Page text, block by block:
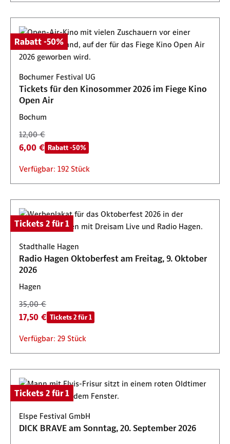
Rabatt -50%
Bochumer Festival UG
Tickets für den Kinosommer 2026 im Fiege Kino
Open Air
Bochum
12,00 €
6,00 € Rabatt -50%
Verfügbar: 192 Stück
Tickets 2 für 1
Stadthalle Hagen
Radio Hagen Oktoberfest am Freitag, 9. Oktober
2026
Hagen
35,00 €
17,50 € Tickets 2 für 1
Verfügbar: 29 Stück
Tickets 2 für 1
Elspe Festival GmbH
DICK BRAVE am Sonntag, 20. September 2026